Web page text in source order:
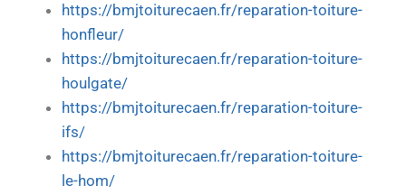
https://bmjtoiturecaen.fr/reparation-toiture-
honfleur/
https://bmjtoiturecaen.fr/reparation-toiture-
houlgate/
https://bmjtoiturecaen.fr/reparation-toiture-
ifs/
https://bmjtoiturecaen.fr/reparation-toiture-
le-hom/